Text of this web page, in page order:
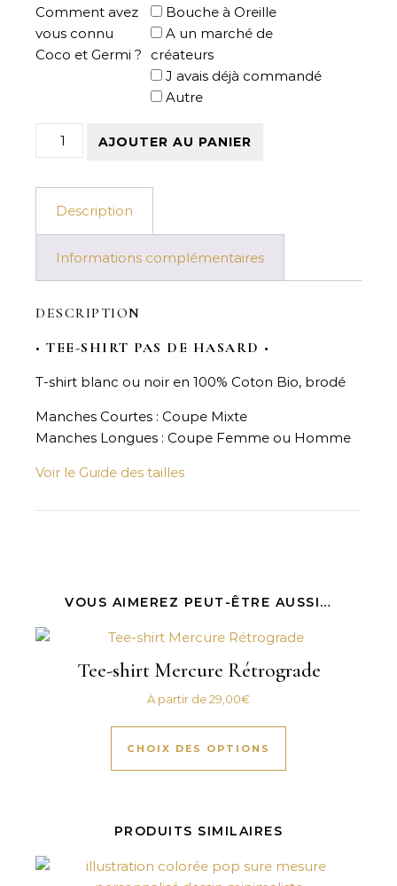
Comment avez
vous connu
Coco et Germi ?
Bouche à Oreille
A un marché de
créateurs
J avais déjà commandé
Autre
quantité de Tee-shirt Pas de Hasard
AJOUTER AU PANIER
Description
Informations complémentaires
DESCRIPTION
• TEE-SHIRT PAS DE HASARD •
T-shirt blanc ou noir en 100% Coton Bio, brodé
Manches Courtes : Coupe Mixte
Manches Longues : Coupe Femme ou Homme
Voir le Guide des tailles
VOUS AIMEREZ PEUT-ÊTRE AUSSI…
Tee-shirt Mercure Rétrograde
À partir de29,00€
CHOIX DES OPTIONS
Ce produit a
PRODUITS SIMILAIRES